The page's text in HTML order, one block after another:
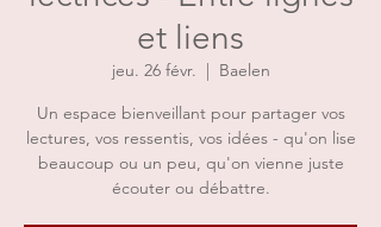
et liens
jeu. 26 févr.
  |
Baelen
Un espace bienveillant pour partager vos
lectures, vos ressentis, vos idées - qu'on lise
beaucoup ou un peu, qu'on vienne juste
écouter ou débattre.